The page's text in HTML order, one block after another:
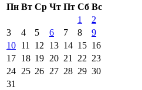
Пн Вт Ср Чт Пт Сб Вс
1
2
3
4 5 6 7 8
9
10 11 12 13 14 15 16
17 18 19 20 21 22 23
24 25 26 27 28 29 30
31